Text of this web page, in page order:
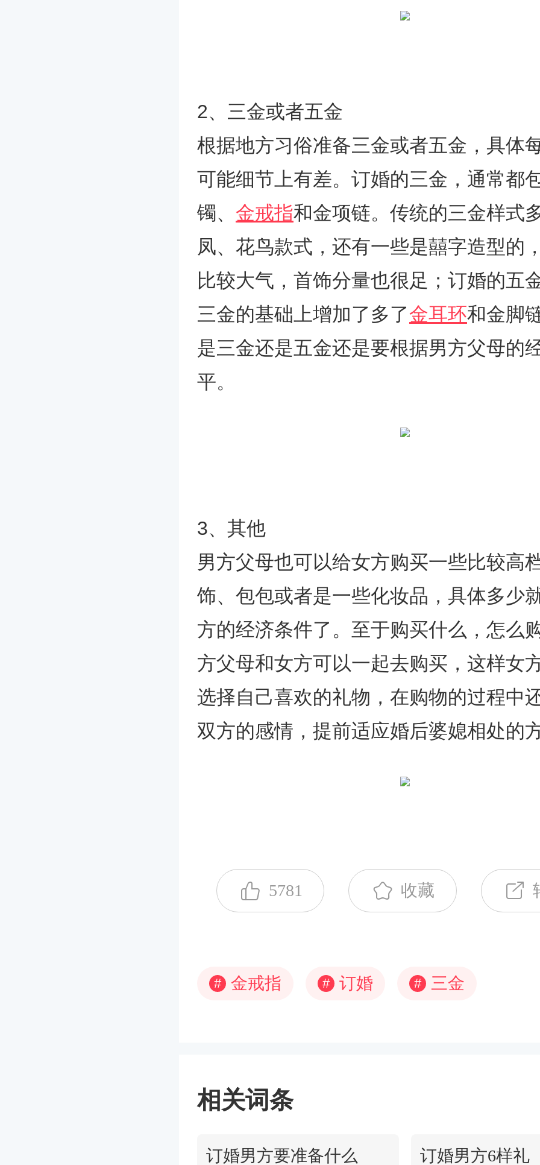
2、三金或者五金
根据地方习俗准备三金或者五金，具体
可能细节上有差。订婚的三金，通常都
镯、 金戒指和金项链。传统的三金样式
凤、花鸟款式，还有一些是囍字造型的
比较大气，首饰分量也很足；订婚的五
三金的基础上增加了多了金耳环和金脚
是三金还是五金还是要根据男方父母的
平。
3、其他
男方父母也可以给女方购买一些比较高
饰、包包或者是一些化妆品，具体多少
方的经济条件了。至于购买什么，怎么
方父母和女方可以一起去购买，这样女
选择自己喜欢的礼物，在购物的过程中
双方的感情，提前适应婚后婆媳相处的
5781 收藏
# 金戒指 # 订婚 # 三金
相关词条
订婚男方要准备什么 订婚男方6样礼